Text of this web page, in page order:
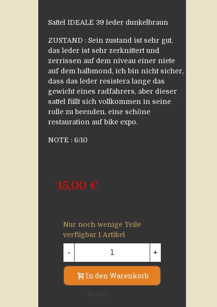
Sattel IDEALE 39 leder dunkelbraun
ZUSTAND : Sein zustand ist sehr gut,
das leder ist sehr zerknittert und
zerrissen auf dem niveau einer niete
auf dem halbmond, ich bin nicht sicher,
dass das leder resistera lange das
gewicht eines radfahrers, aber dieser
sattel füllt sich vollkommen in seine
rolle zu beenden, eine schöne
restauration auf bike expo.
NOTE : 6/10
15,00 €
Nur noch wenige Teile
verfügbar1 Artikel
- +
In den Warenkorb